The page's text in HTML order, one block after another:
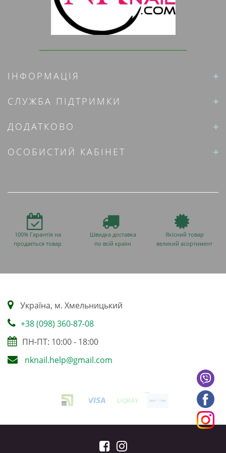
ІНФОРМАЦІЯ
СЛУЖБА ПІДТРИМКИ
ДОДАТКОВО
ОСОБИСТИЙ КАБІНЕТ
100% Гарантія на
продається товар
Швидка доставка
по всій країні
Якісний товар
великий асортимент
Українa, м. Хмельницький
+38 (098) 360-87-08
ПН-ПТ: 10:00 - 18:00
nknail.help@gmail.com